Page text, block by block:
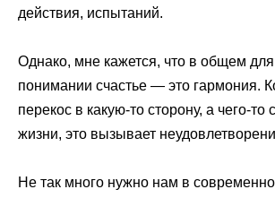
действия, испытаний.
Однако, мне кажется, что в общем
понимании счастье — это гармония.
перекос в какую-то сторону, а чего-то
жизни, это вызывает
Не так много нужно нам в